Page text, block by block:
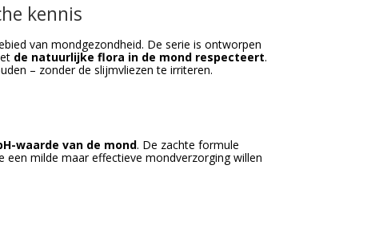
kennis
van mondgezondheid. De serie is ontworpen
de natuurlijke flora in de mond respecteert.
– zonder de slijmvliezen te irriteren.
waarde van de mond. De zachte formule
milde maar effectieve mondverzorging willen